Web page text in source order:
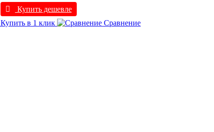
Купить дешевле
Купить в 1 клик
Сравнение